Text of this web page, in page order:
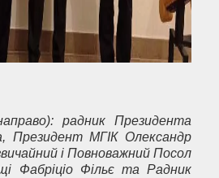
радник Президента
Президент МГІК Олександр
і Повноважний Посол
Фабріціо Фільє та Радник